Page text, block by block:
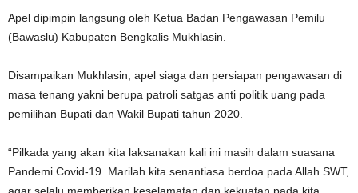
Apel dipimpin langsung oleh Ketua Badan Pengawasan Pemilu
(Bawaslu) Kabupaten Bengkalis Mukhlasin.
Disampaikan Mukhlasin, apel siaga dan persiapan pengawasan di
masa tenang yakni berupa patroli satgas anti politik uang pada
pemilihan Bupati dan Wakil Bupati tahun 2020.
“Pilkada yang akan kita laksanakan kali ini masih dalam suasana
Pandemi Covid-19. Marilah kita senantiasa berdoa pada Allah SWT,